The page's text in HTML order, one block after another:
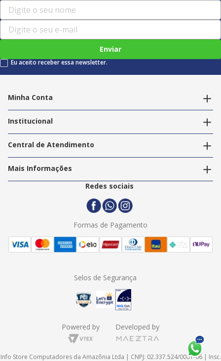
Enviar
Eu aceito receber essa newsletter.
Minha Conta
Editar endereços
Institucional
Nossas Lojas
Trabalhe Conosco
Central de Atendimento
Política de Privacidade
Termos e Condições
Politica de Entrega
Mais Informações
2ª Via Nota Fiscal
Redes sociais
Formas de Pagamento
Selos de Segurança
Powered by Developed by
Info Store Computadores da Amazônia Ltda | CNPJ: 02.337.524/0001-06 | Insc.